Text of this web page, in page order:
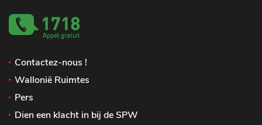
Contactez-nous !
Wallonië Ruimtes
Pers
Dien een klacht in bij de SPW